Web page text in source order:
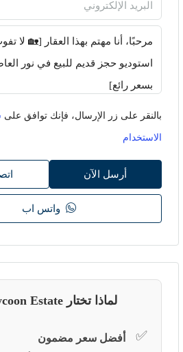
بالنقر على زر الإرسال، فإنك توافق على
الاستخدام
أرسل الآن
واتس اب
لماذا تختار Tycoon Estate؟
✅ أفضل سعر مضمون